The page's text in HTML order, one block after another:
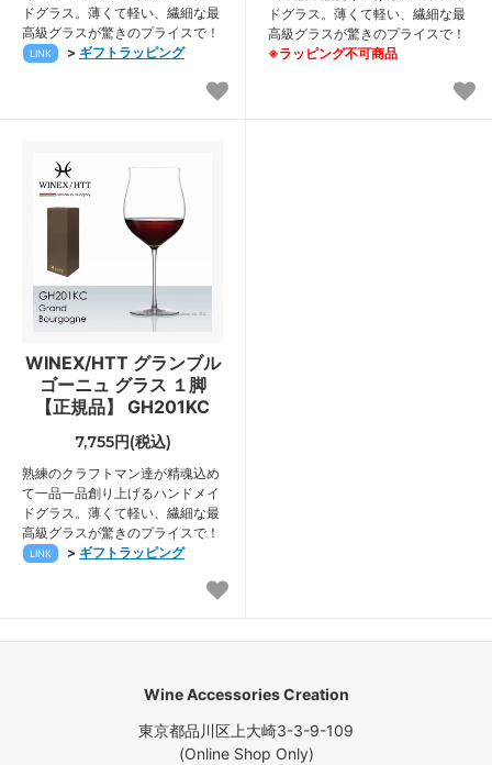
ドグラス。薄くて軽い、繊細な最
高級グラスが驚きのプライスで！
LINK > ギフトラッピング
ドグラス。薄くて軽い、繊細な最
高級グラスが驚きのプライスで！
※ラッピング不可商品
WINEX/HTT グランブル
ゴーニュ グラス １脚
【正規品】 GH201KC
7,755円(税込)
熟練のクラフトマン達が精魂込め
て一品一品創り上げるハンドメイ
ドグラス。薄くて軽い、繊細な最
高級グラスが驚きのプライスで！
LINK > ギフトラッピング
Wine Accessories Creation
東京都品川区上大崎3-3-9-109
(Online Shop Only)